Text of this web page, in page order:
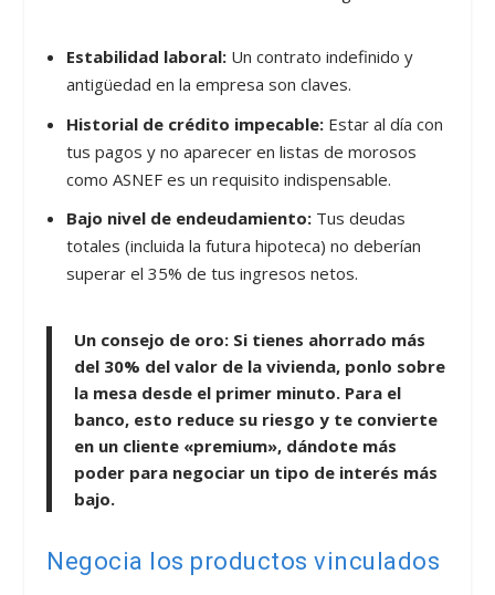
Estabilidad laboral:Un contrato indefinido y
antigüedad en la empresa son claves.
Historial de crédito impecable:Estar al día con
tus pagos y no aparecer en listas de morosos
como ASNEF es un requisito indispensable.
Bajo nivel de endeudamiento:Tus deudas
totales (incluida la futura hipoteca) no deberían
superar el 35% de tus ingresos netos.
Un consejo de oro: Si tienes ahorrado más
del 30% del valor de la vivienda, ponlo sobre
la mesa desde el primer minuto. Para el
banco, esto reduce su riesgo y te convierte
en un cliente «premium», dándote más
poder para negociar un tipo de interés más
bajo.
Negocia los productos vinculados